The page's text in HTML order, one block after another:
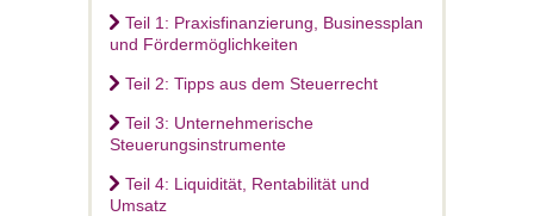
Teil 1: Praxisfinanzierung, Businessplan
und Fördermöglichkeiten
Teil 2: Tipps aus dem Steuerrecht
Teil 3: Unternehmerische
Steuerungsinstrumente
Teil 4: Liquidität, Rentabilität und
Umsatz